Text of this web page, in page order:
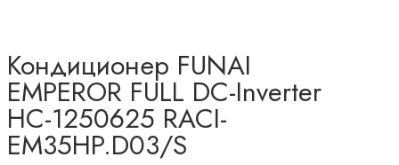
Кондиционер FUNAI
EMPEROR FULL DC-Inverter
НС-1250625 RACI-
EM35HP.D03/S